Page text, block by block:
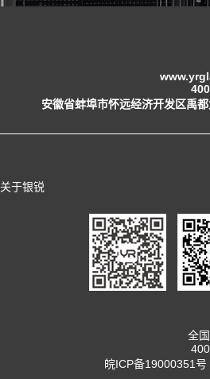
安徽省蚌埠市怀远经济开发区禹
关于银锐
全
皖ICP备19000351号